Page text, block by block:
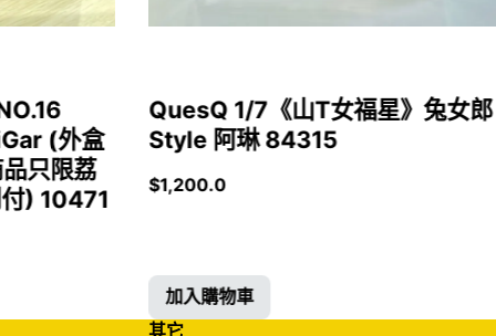
(外盒
只限荔
) 10471
QuesQ 1/7《山T女福星》兔女郎
Style 阿琳 84315
$1,200.0
加入購物車
其它